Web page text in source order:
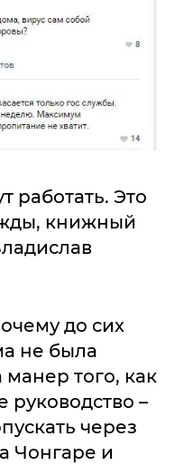
работать. Это
книжный
до сих
не была
того, как
руководство –
через
Чонгаре и